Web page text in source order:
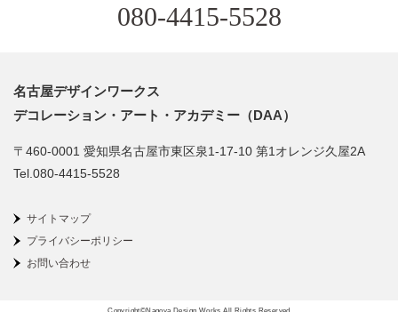
080-4415-5528
名古屋デザインワークス
デコレーション・アート・アカデミー（DAA）
〒460-0001 愛知県名古屋市東区泉1-17-10 第1オレンジ久屋2A
Tel.080-4415-5528
サイトマップ
プライバシーポリシー
お問い合わせ